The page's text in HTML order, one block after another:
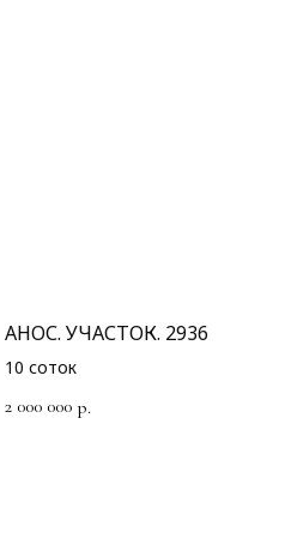
АНОС. УЧАСТОК. 2936
10 соток
2 000 000 р.